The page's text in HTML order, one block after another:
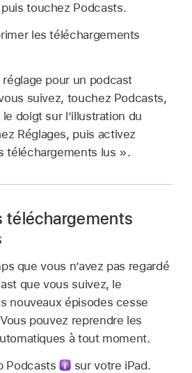
touchez Podcasts.
les téléchargements
pour un podcast
suivez, touchez Podcasts,
doigt sur l’illustration du
Réglages, puis activez
téléchargements lus ».
téléchargements
que vous n’avez pas regardé
que vous suivez, le
nouveaux épisodes cesse
pouvez reprendre les
à tout moment.
Podcasts
sur votre iPad.